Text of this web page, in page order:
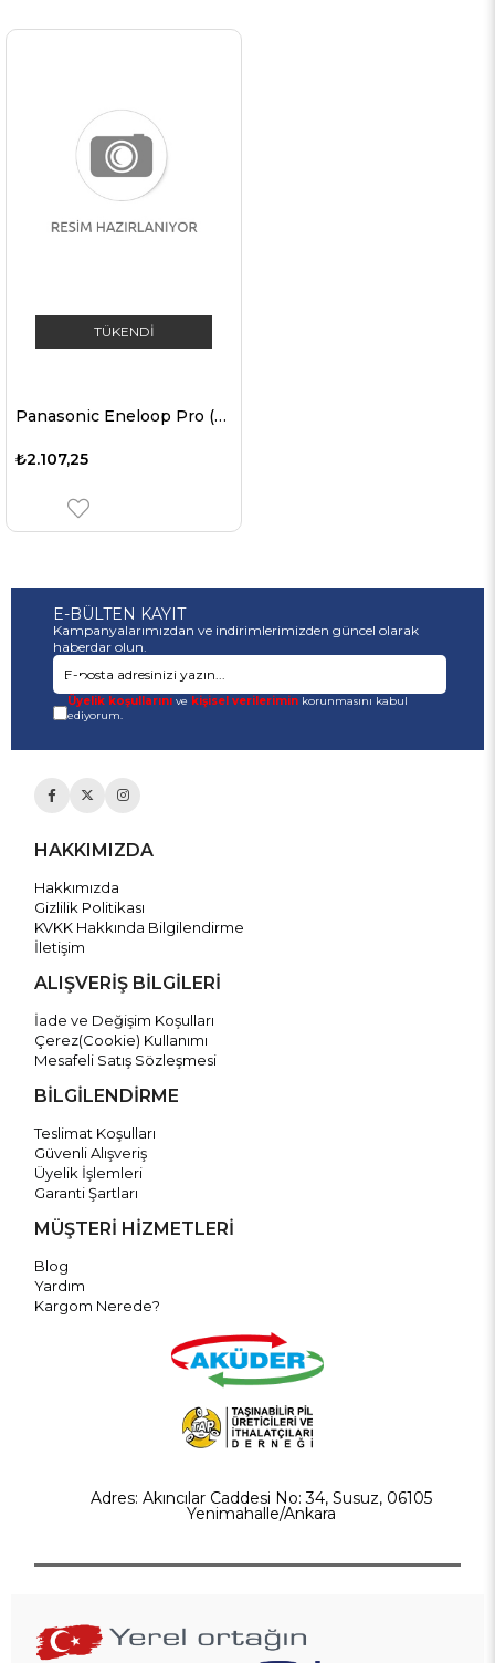
TÜKENDI
Panasonic Eneloop Pro (4'lü paket) BK-3HCDE/4BE Şarj Edilebilir Pil NiMH, Mignon, AA, HR06, 1.2V ve 2500mAh 5410853064152
₺2.107,25
E-BÜLTEN KAYIT
Kampanyalarımızdan ve indirimlerimizden güncel olarak
haberdar olun.
Üyelik koşullarınıve kişisel verileriminkorunmasını kabul
ediyorum.
HAKKIMIZDA
Hakkımızda
Gizlilik Politikası
KVKK Hakkında Bilgilendirme
İletişim
ALIŞVERİŞ BİLGİLERİ
İade ve Değişim Koşulları
Çerez(Cookie) Kullanımı
Mesafeli Satış Sözleşmesi
BİLGİLENDİRME
Teslimat Koşulları
Güvenli Alışveriş
Üyelik İşlemleri
Garanti Şartları
MÜŞTERİ HİZMETLERİ
Blog
Yardım
Kargom Nerede?
Adres: Akıncılar Caddesi No: 34, Susuz, 06105
Yenimahalle/Ankara